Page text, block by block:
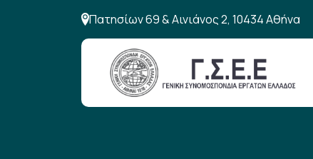
Πατησίων 69 & Αινιάνος 2, 10434 Αθήνα